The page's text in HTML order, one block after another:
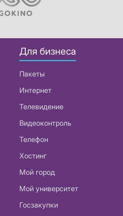
Для бизнеса
Пакеты
Интернет
Телевидение
Видеоконтроль
Телефон
Хостинг
Мой город
Мой университет
Госзакупки